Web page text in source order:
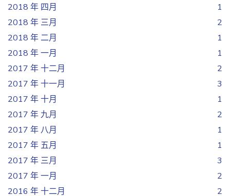
2018 年 四月
1
2018 年 三月
2
2018 年 二月
1
2018 年 一月
1
2017 年 十二月
2
2017 年 十一月
3
2017 年 十月
1
2017 年 九月
2
2017 年 八月
1
2017 年 五月
1
2017 年 三月
3
2017 年 一月
2
2016 年 十二月
2